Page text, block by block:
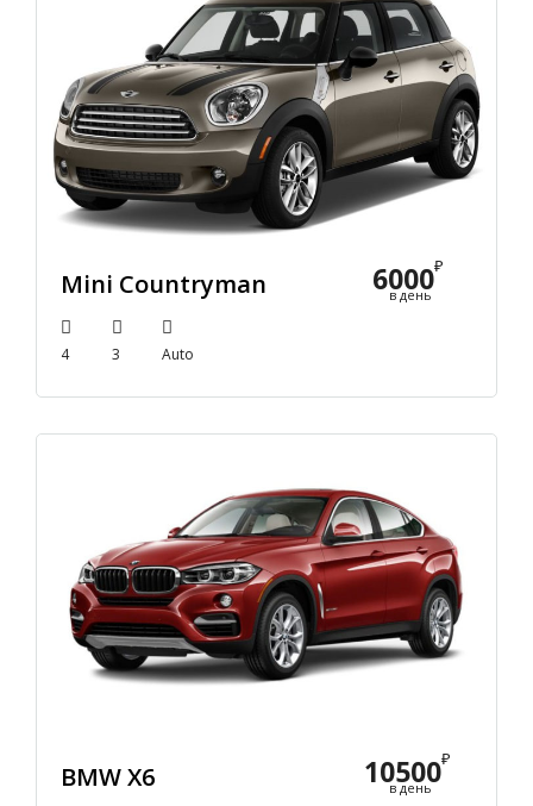
Mini Countryman
4 3 Auto
6000₽
в день
BMW X6 10500₽
в день